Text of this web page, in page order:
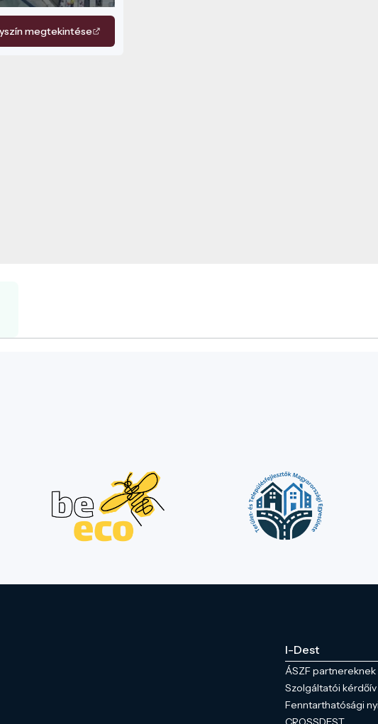
lovagrend
amely 1574
mellett a
megtekintése
I-Dest
ÁSZF partnereknek
Szolgáltatói kérdőív
Fenntarthatósági